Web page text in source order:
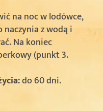
na noc w lodówce,
naczynia z wodą i
Na koniec
(punkt 3.
do 60 dni.